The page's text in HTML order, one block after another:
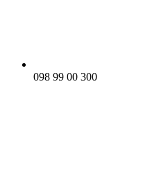
098 99 00 300